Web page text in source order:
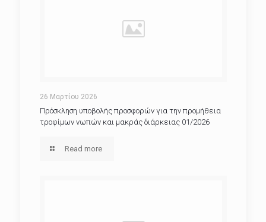
26 Μαρτίου 2026
Πρόσκληση υποβολής προσφορών για την προμήθεια
τροφίμων νωπών και μακράς διάρκειας 01/2026
Read more